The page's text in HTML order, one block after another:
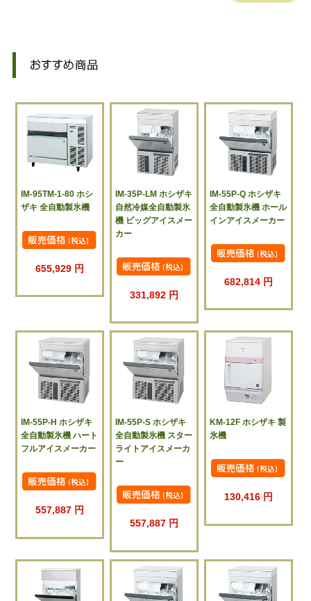
IM-95TM-1-80 ホシ
ザキ 全自動製氷機
655,929 円
IM-35P-LM ホシザキ
自然冷媒全自動製氷
機 ビッグアイスメー
カー
331,892 円
IM-55P-Q ホシザキ
全自動製氷機 ホール
インアイスメーカー
682,814 円
IM-55P-H ホシザキ
全自動製氷機 ハート
フルアイスメーカー
557,887 円
IM-55P-S ホシザキ
全自動製氷機 スター
ライトアイスメーカ
ー
557,887 円
KM-12F ホシザキ 製
氷機
130,416 円